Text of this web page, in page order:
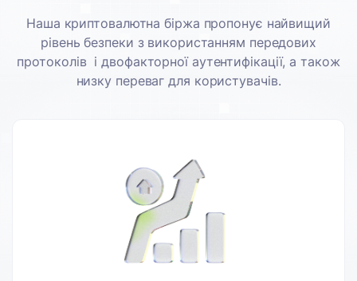
Наша криптовалютна біржа пропонує найвищий
рівень безпеки з використанням передових
протоколів і двофакторної аутентифікації, а також
низку переваг для користувачів.